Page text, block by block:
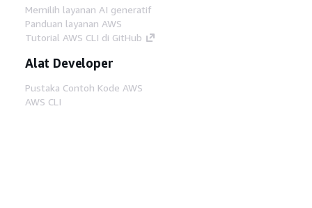
Memilih layanan AI generatif
Panduan layanan AWS
Tutorial AWS CLI di GitHub
Alat Developer
Pustaka Contoh Kode AWS
AWS CLI